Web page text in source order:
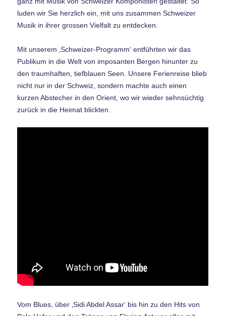
luden wir Sie herzlich ein, mit uns zusammen Schweizer
Musik in ihrer grossen Vielfalt zu entdecken.
Mit unserem ‚Schweizer-Programm‘ entführten wir das
Publikum in die Welt von imposanten Bergen hinunter zu
den traumhaften, tiefblauen Seen. Unsere Ferienreise blieb
nicht nur in der Schweiz, sondern machte auch einen
kurzen Abstecher in den Orient, wo wir wieder sehnsüchtig
zurück in die Heimat blickten.
Vom Blues, über ‚Sidi Abdel Assar‘ bis hin zu den Hits von